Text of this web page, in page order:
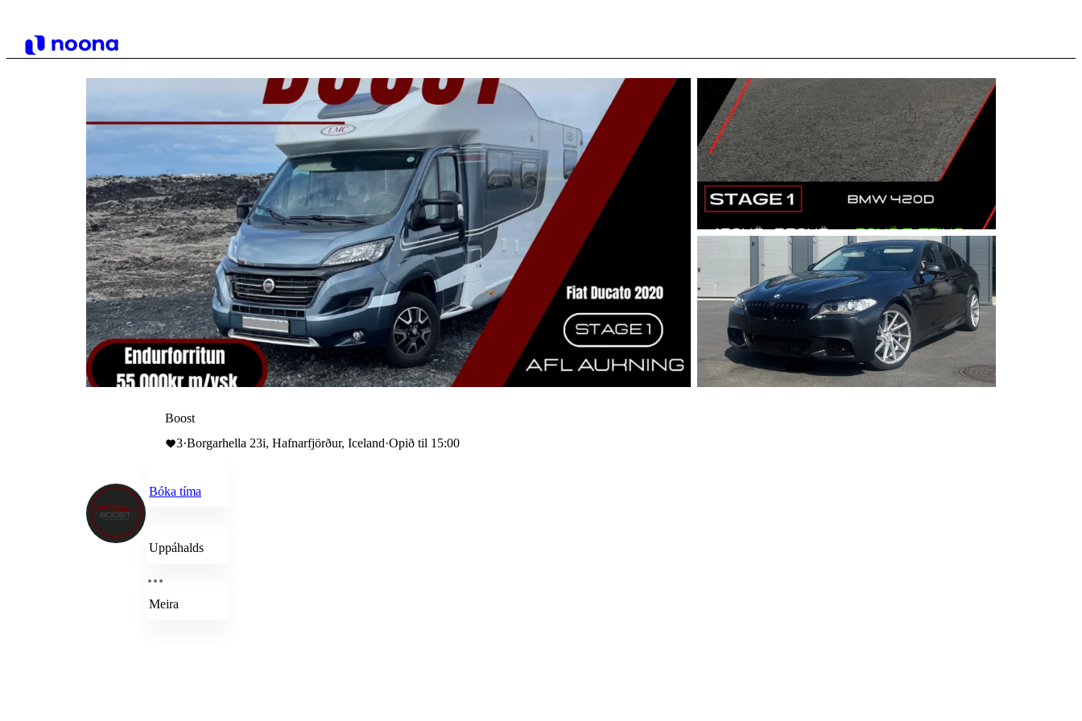
Boost
3·Borgarhella 23i, Hafnarfjörður, Iceland·Opið til 15:00
Bóka tíma
Uppáhalds
Meira